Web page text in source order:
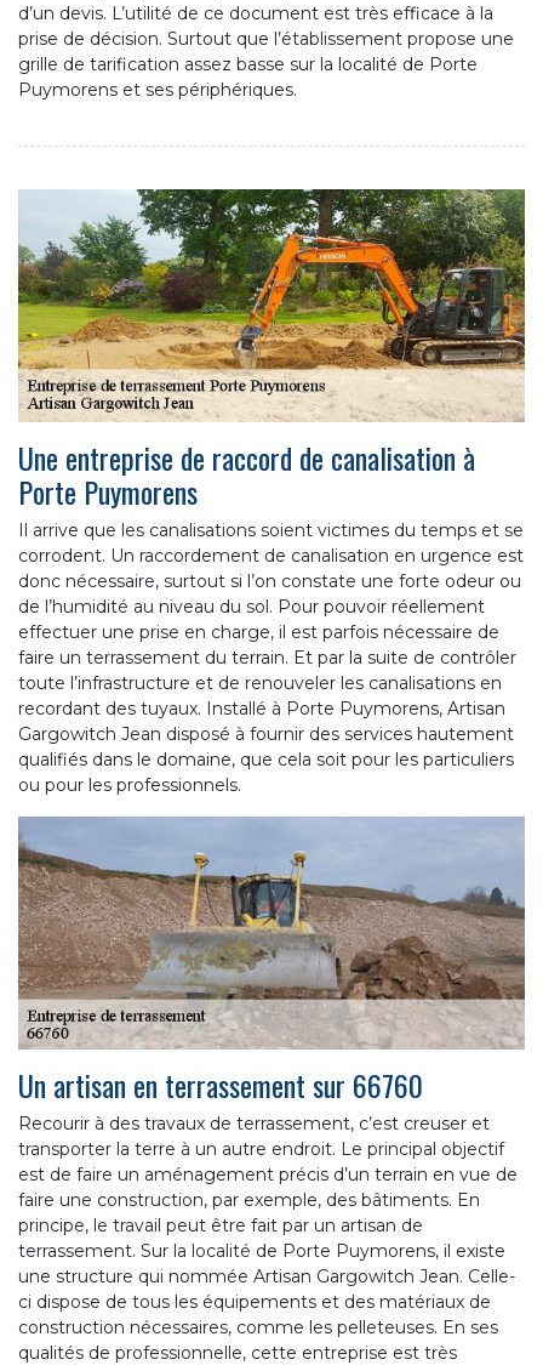
d’un devis. L’utilité de ce document est très efficace à la
prise de décision. Surtout que l’établissement propose une
grille de tarification assez basse sur la localité de Porte
Puymorens et ses périphériques.
Une entreprise de raccord de canalisation à
Porte Puymorens
Il arrive que les canalisations soient victimes du temps et se
corrodent. Un raccordement de canalisation en urgence est
donc nécessaire, surtout si l’on constate une forte odeur ou
de l’humidité au niveau du sol. Pour pouvoir réellement
effectuer une prise en charge, il est parfois nécessaire de
faire un terrassement du terrain. Et par la suite de contrôler
toute l’infrastructure et de renouveler les canalisations en
recordant des tuyaux. Installé à Porte Puymorens, Artisan
Gargowitch Jean disposé à fournir des services hautement
qualifiés dans le domaine, que cela soit pour les particuliers
ou pour les professionnels.
Un artisan en terrassement sur 66760
Recourir à des travaux de terrassement, c’est creuser et
transporter la terre à un autre endroit. Le principal objectif
est de faire un aménagement précis d’un terrain en vue de
faire une construction, par exemple, des bâtiments. En
principe, le travail peut être fait par un artisan de
terrassement. Sur la localité de Porte Puymorens, il existe
une structure qui nommée Artisan Gargowitch Jean. Celle-
ci dispose de tous les équipements et des matériaux de
construction nécessaires, comme les pelleteuses. En ses
qualités de professionnelle, cette entreprise est très